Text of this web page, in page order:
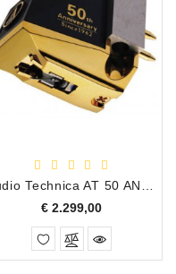
Audio Technica AT 50 ANV LIMITED EDITION MC Draaitafel Element
€ 2.299,00Prijs